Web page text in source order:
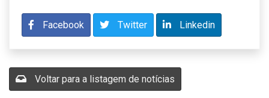
Facebook Twitter Linkedin
Voltar para a listagem de notícias